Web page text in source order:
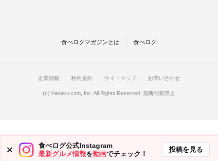
食べログマガジンとは 食べログ
食べログ公式Instagram
最新グルメ情報を動画でチェック！
投稿を見る
企業情報 利用規約 サイトマップ お問い合わせ
(c) Kakaku.com, Inc. All Rights Reserved. 無断転載禁止